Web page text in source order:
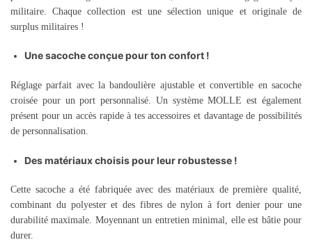
militaire. Chaque collection est une sélection unique et originale de
surplus militaires !
Une sacoche conçue pour ton confort !
Réglage parfait avec la bandoulière ajustable et convertible en sacoche
croisée pour un port personnalisé. Un système MOLLE est également
présent pour un accès rapide à tes accessoires et davantage de possibilités
de personnalisation.
Des matériaux choisis pour leur robustesse !
Cette sacoche a été fabriquée avec des matériaux de première qualité,
combinant du polyester et des fibres de nylon à fort denier pour une
durabilité maximale. Moyennant un entretien minimal, elle est bâtie pour
durer.